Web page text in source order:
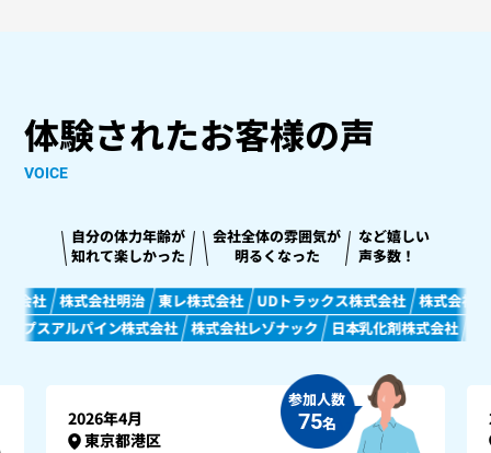
体験されたお客様の声
VOICE
自分の体力年齢が
知れて楽しかった
会社全体の雰囲気が
明るくなった
など嬉しい
声多数！
株式会社明治 東レ株式会社 UDトラックス株式会社
株式会社クレハ
アルパイン株式会社
株式会社レゾナック 日本乳化剤株式会社 ポリプ
2026年4月
東京都港区
参加人数
75名